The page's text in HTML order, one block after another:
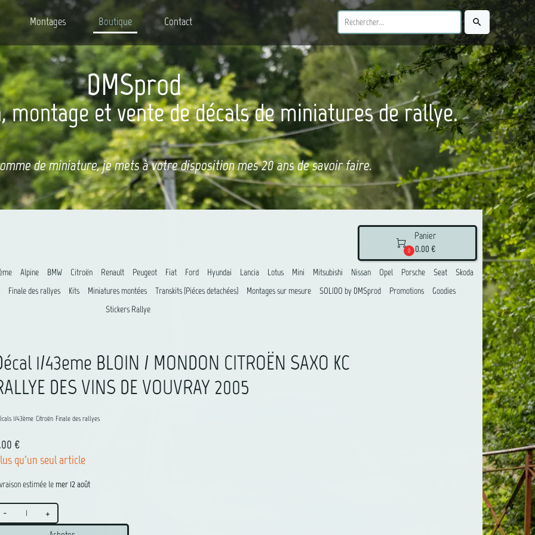
Montages Boutique Contact
DMSprod
montage et vente de décals de miniatures de rallye.
de miniature, je mets à votre disposition mes 20 ans de savoir faire.
search

0
Panier
0.00 €
Alpine BMW Citroën Renault Peugeot Fiat Ford Hyundai Lancia Lotus Mini Mitsubishi Nissan Opel Porsche Seat
Skoda
Finale des rallyes Kits Miniatures montées Transkits (Piéces detachées) Montages sur mesure SOLIDO by DMSprod Promotions
Goodies
Stickers Rallye
1/43eme BLOIN / MONDON CITROËN SAXO KC
DES VINS DE VOUVRAY 2005
1/43ème Citroën Finale des rallyes
€
qu'un seul article
estimée lemer 12 août
- +